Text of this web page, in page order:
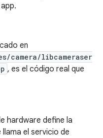
en
camera/libcameraser
, es el código real que
hardware define la
el servicio de